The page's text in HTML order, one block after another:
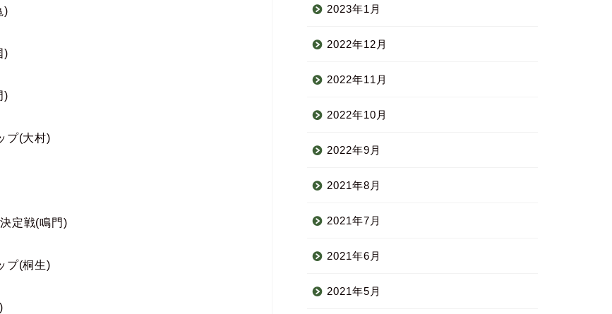
)
)
)
プ(大村)
定戦(鳴門)
プ(桐生)
2023年1月
2022年12月
2022年11月
2022年10月
2022年9月
2021年8月
2021年7月
2021年6月
2021年5月